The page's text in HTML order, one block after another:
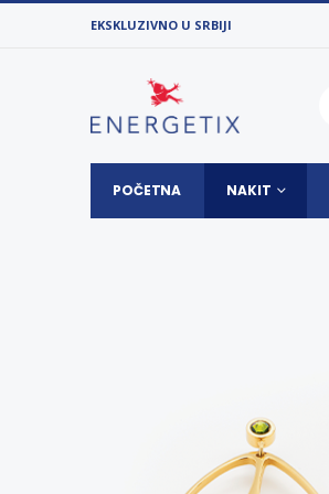
EKSKLUZIVNO U SRBIJI
POČETNA NAKIT